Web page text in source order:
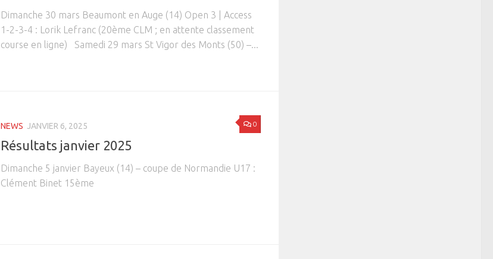
Dimanche 30 mars Beaumont en Auge (14) Open 3 | Access
1-2-3-4 : Lorik Lefranc (20ème CLM ; en attente classement
course en ligne) Samedi 29 mars St Vigor des Monts (50) –...
0
NEWS JANVIER 6, 2025
Résultats janvier 2025
Dimanche 5 janvier Bayeux (14) – coupe de Normandie U17 :
Clément Binet 15ème